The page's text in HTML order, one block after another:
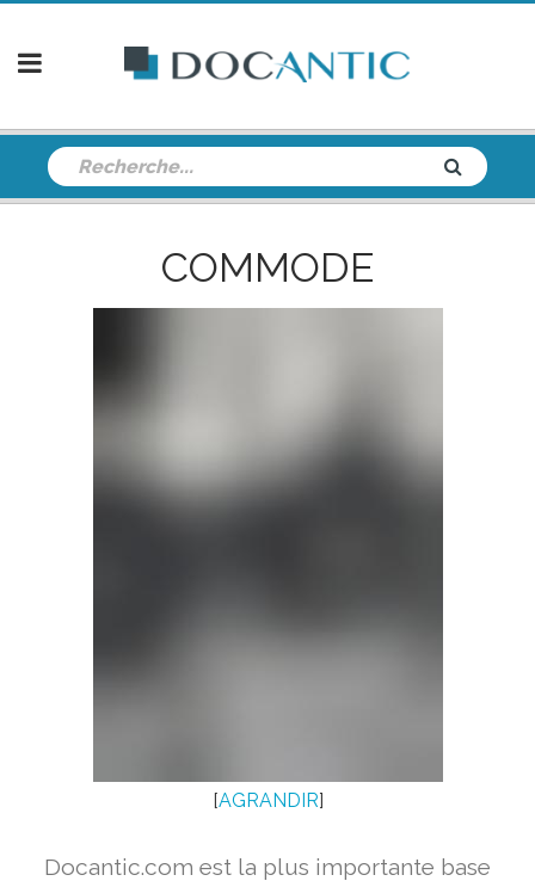
COMMODE
[AGRANDIR]
Docantic.com est la plus importante base